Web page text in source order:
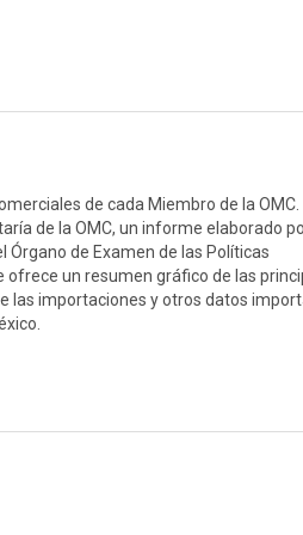
de cada Miembro de la OMC.
de la OMC, un informe elaborado
de Examen de las Políticas
ofrece un resumen gráfico de las
las importaciones y otros datos